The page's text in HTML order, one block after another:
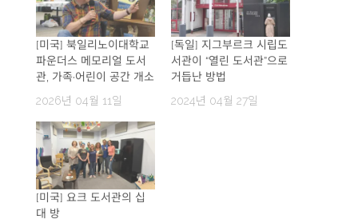
[미국] 북일리노이대학교
파운더스 메모리얼 도서
관, 가족·어린이 공간 개소
2026년 04월 11일
[독일] 지그부르크 시립도
서관이 “열린 도서관”으로
거듭난 방법
2024년 04월 27일
[미국] 요크 도서관의 십
대 방